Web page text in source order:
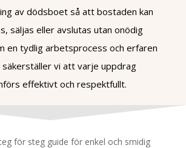
av dödsboet så att bostaden kan
säljas eller avslutas utan onödig
en tydlig arbetsprocess och erfaren
säkerställer vi att varje uppdrag
effektivt och respektfullt.